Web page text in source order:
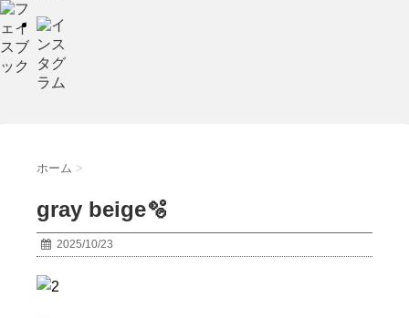
ホーム >
gray beige🫧
2025/10/23